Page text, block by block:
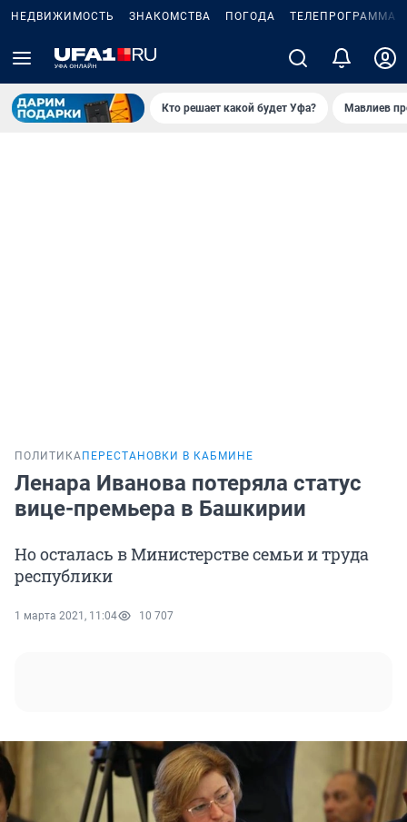
НЕДВИЖИМОСТЬ ЗНАКОМСТВА ПОГОДА ТЕЛЕПРОГРАММА
Кто решает какой будет Уфа? Мавлиев
ПОЛИТИКА ПЕРЕСТАНОВКИ В КАБМИНЕ
Ленара Иванова потеряла статус
вице-премьера в Башкирии
Но осталась в Министерстве семьи и труда
республики
1 марта 2021, 11:04 10 707